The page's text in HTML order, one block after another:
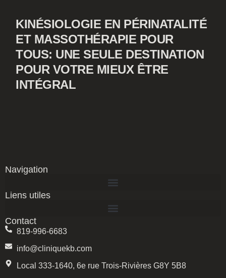
KINÉSIOLOGIE EN PÉRINATALITÉ
ET MASSOTHÉRAPIE POUR
TOUS: UNE SEULE DESTINATION
POUR VOTRE MIEUX ÊTRE
INTÉGRAL
Navigation
Liens utiles
Contact
819-996-6683
info@cliniquekb.com
Local 333-1640, 6e rue Trois-Rivières G8Y 5B8